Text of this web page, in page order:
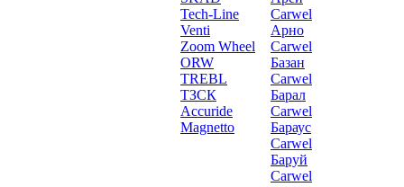
Tech-Line
Venti
Zoom Wheel
ORW
TREBL
ТЗСК
Accuride
Magnetto
Carwel
Арно
Carwel
Базан
Carwel
Барал
Carwel
Бараус
Carwel
Баруй
Carwel